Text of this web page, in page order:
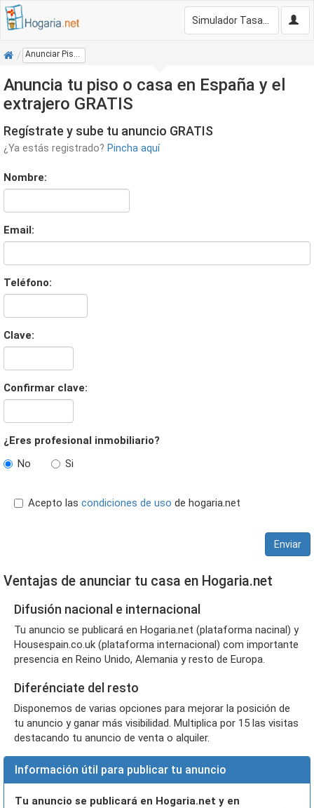
Inicio
Anuncia tu piso o casa en España y el
extrajero GRATIS
Regístrate y sube tu anuncio GRATIS
¿Ya estás registrado? Pincha aquí
Nombre:
Email:
Teléfono:
Clave:
Confirmar clave:
¿Eres profesional inmobiliario?
No
Si
Acepto las condiciones de uso de hogaria.net
Enviar
Ventajas de anunciar tu casa en Hogaria.net
Difusión nacional e internacional
Tu anuncio se publicará en Hogaria.net (plataforma nacinal) y
Housespain.co.uk (plataforma internacional) com importante
presencia en Reino Unido, Alemania y resto de Europa.
Diferénciate del resto
Disponemos de varias opciones para mejorar la posición de
tu anuncio y ganar más visibilidad. Multiplica por 15 las visitas
destacando tu anuncio de venta o alquiler.
Información útil para publicar tu anuncio
Tu anuncio se publicará en Hogaria.net y en